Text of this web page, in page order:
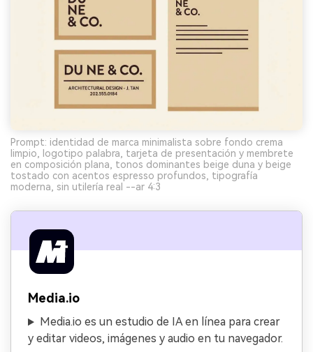
Prompt: identidad de marca minimalista sobre fondo crema
limpio, logotipo palabra, tarjeta de presentación y membrete
en composición plana, tonos dominantes beige duna y beige
tostado con acentos espresso profundos, tipografía
moderna, sin utilería real --ar 4:3
Media.io
Media.io es un estudio de IA en línea para crear
y editar videos, imágenes y audio en tu navegador.